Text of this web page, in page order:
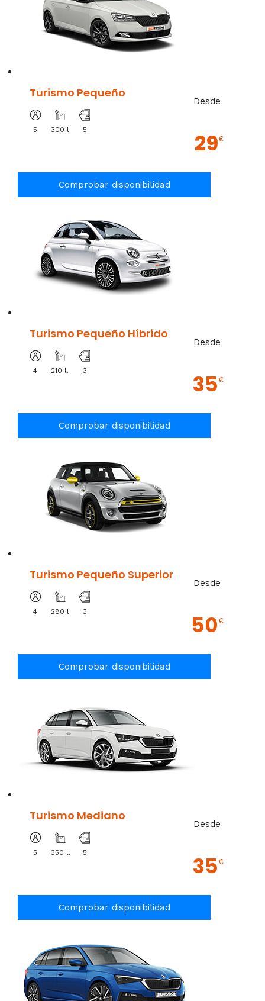
Turismo Pequeño
5 300 l. 5
Desde
29€
Comprobar disponibilidad
Turismo Pequeño Híbrido
4 210 l. 3
Desde
35 €
Comprobar disponibilidad
Turismo Pequeño Superior
4 280 l. 3
Desde
50 €
Comprobar disponibilidad
Turismo Mediano
5 350 l. 5
Desde
35 €
Comprobar disponibilidad